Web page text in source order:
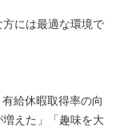
には最適な環境で
給休暇取得率の向
増えた」「趣味を大